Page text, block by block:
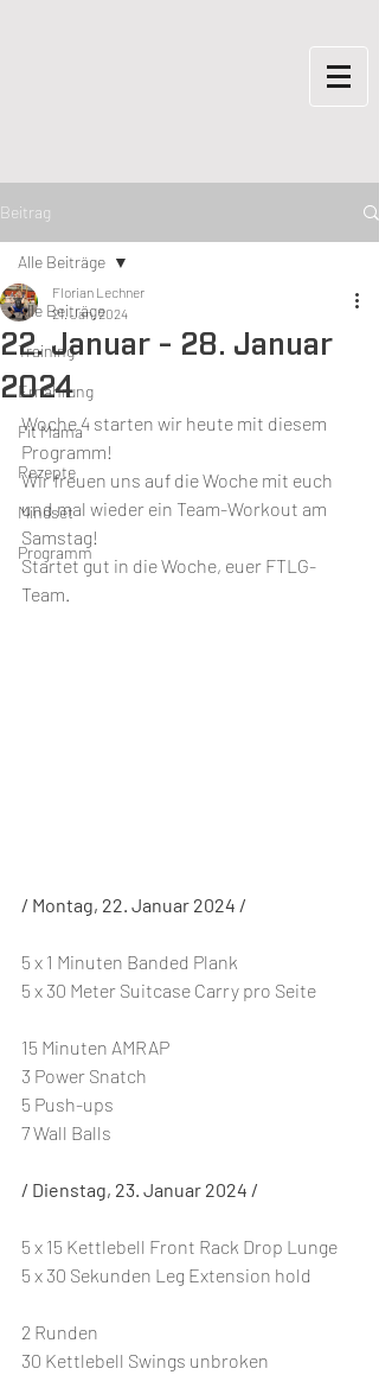
Beitrag
Alle Beiträge
Training
Ernährung
Fit Mama
Rezepte
Mindset
Programm
Alle Beiträge
22. Januar - 28. Januar
2024
Florian Lechner
21. Jan. 2024
Woche 4 starten wir heute mit diesem
Programm!
Wir freuen uns auf die Woche mit euch
und mal wieder ein Team-Workout am
Samstag!
Startet gut in die Woche, euer FTLG-
Team.
/ Montag, 22. Januar 2024 /
5 x 1 Minuten Banded Plank
5 x 30 Meter Suitcase Carry pro Seite
15 Minuten AMRAP
3 Power Snatch
5 Push-ups
7 Wall Balls
/ Dienstag, 23. Januar 2024 /
5 x 15 Kettlebell Front Rack Drop Lunge
5 x 30 Sekunden Leg Extension hold
2 Runden
30 Kettlebell Swings unbroken